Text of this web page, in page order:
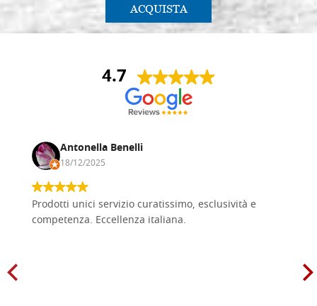
ACQUISTA
4.7
Antonella Benelli
18/12/2025
Prodotti unici servizio curatissimo, esclusività e
competenza. Eccellenza italiana.